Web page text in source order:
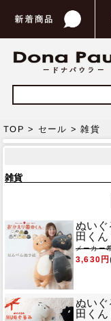
TOP > セール > 雑貨
雑貨
ぬいぐ
田く
メーカー
3,630円
ぬいぐ
田く